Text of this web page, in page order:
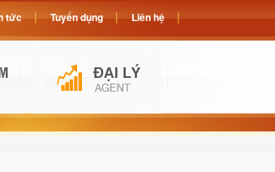
tức Tuyển dụng Liên hệ